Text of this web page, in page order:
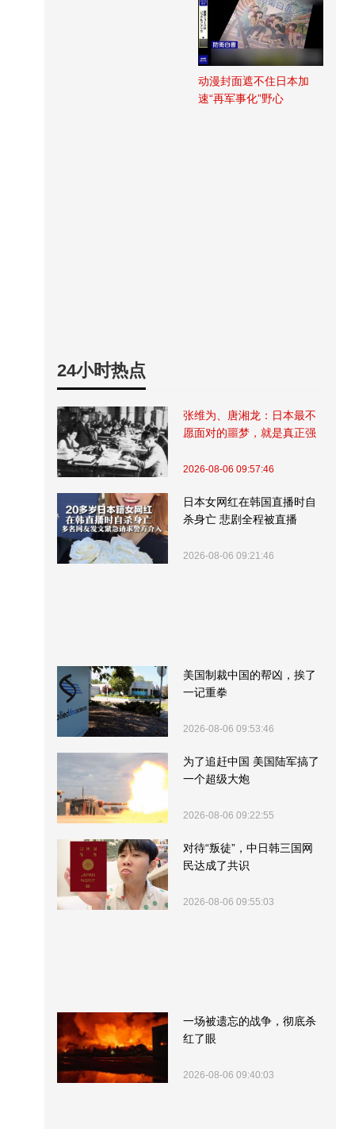
动漫封面遮不住日本加
速“再军事化”野心
24小时热点
张维为、唐湘龙：日本最不
愿面对的噩梦，就是真正强
2026-08-06 09:57:46
日本女网红在韩国直播时自
杀身亡 悲剧全程被直播
2026-08-06 09:21:46
美国制裁中国的帮凶，挨了
一记重拳
2026-08-06 09:53:46
为了追赶中国 美国陆军搞了
一个超级大炮
2026-08-06 09:22:55
对待“叛徒”，中日韩三国网
民达成了共识
2026-08-06 09:55:03
一场被遗忘的战争，彻底杀
红了眼
2026-08-06 09:40:03